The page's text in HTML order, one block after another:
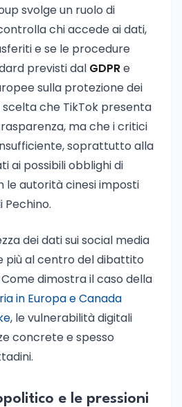
svolge un ruolo di
chi accede ai dati,
e se le procedure
previsti dal GDPRe
sulla protezione dei
scelta che TikTok presenta
ma che i critici
soprattutto alla
ai possibili obblighi di
le autorità cinesi imposti
Pechino.
dei dati sui social media
più al centro del dibattito
dimostra il caso della
in Europa e Canada
, le vulnerabilità digitali
concrete e spesso
e le pressioni